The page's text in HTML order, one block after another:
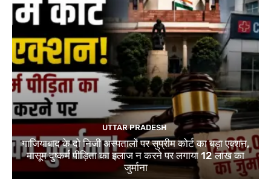
UTTAR PRADESH
गाजियाबाद के दो निजी अस्पतालों पर सुप्रीम कोर्ट का बड़ा एक्शन,
मासूम दुष्कर्म पीड़िता का इलाज न करने पर लगाया 12 लाख का
जुर्माना